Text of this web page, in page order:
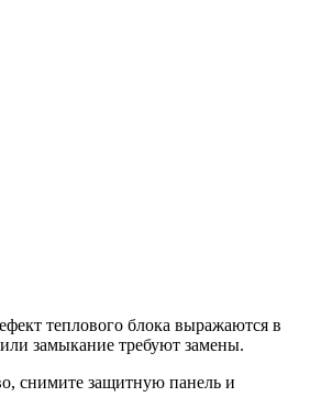
теплового блока выражаются в
замыкание требуют замены.
снимите защитную панель и